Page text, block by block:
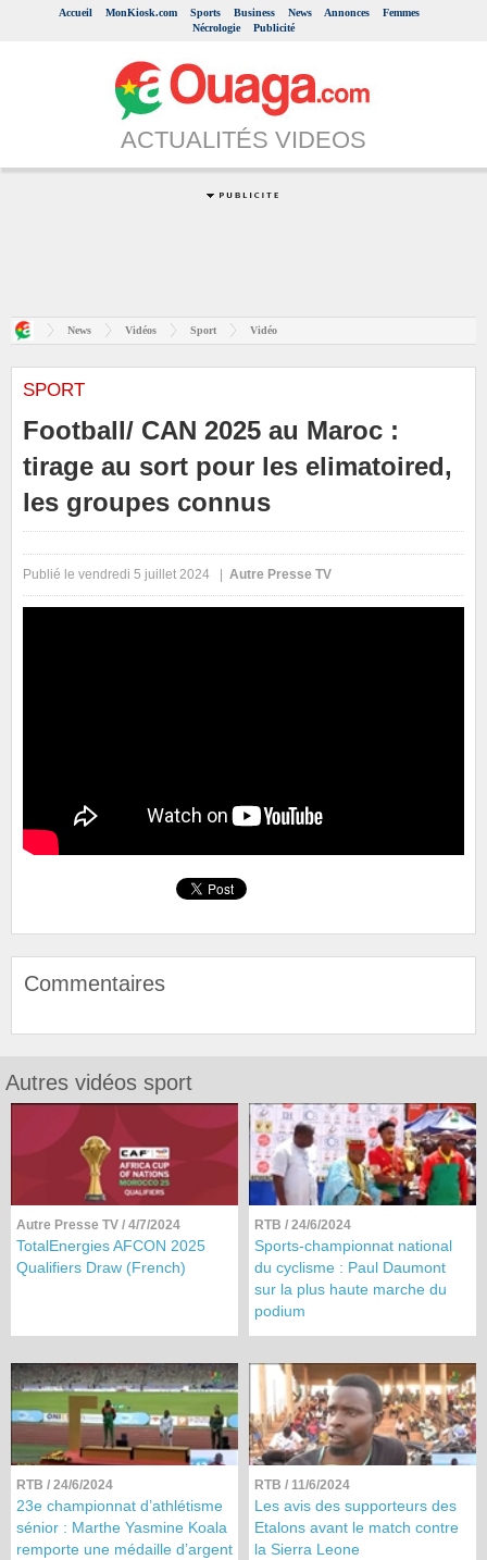
Accueil MonKiosk.com Sports Business News Annonces
Femmes
Nécrologie
Publicité
ACTUALITÉS VIDEOS
News Vidéos Sport Vidéo
SPORT
Football/ CAN 2025 au Maroc :
tirage au sort pour les elimatoired,
les groupes connus
Publié le vendredi 5 juillet 2024 | Autre Presse TV
Commentaires
Autres vidéos sport
Autre Presse TV / 4/7/2024
TotalEnergies AFCON 2025
Qualifiers Draw (French)
RTB / 24/6/2024
Sports-championnat national
du cyclisme : Paul Daumont
sur la plus haute marche du
podium
RTB / 24/6/2024
23e championnat d’athlétisme
sénior : Marthe Yasmine Koala
remporte une médaille d’argent
RTB / 11/6/2024
Les avis des supporteurs des
Etalons avant le match contre
la Sierra Leone